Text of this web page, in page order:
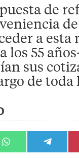
de
a esta
55
sus
de
Compartir
en
Compartir
en